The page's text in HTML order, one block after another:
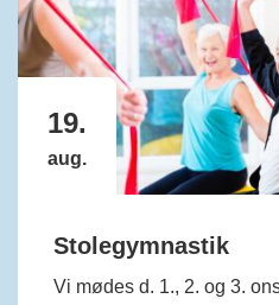
19.
aug.
Stolegymnastik
Vi mødes d. 1., 2. og 3.